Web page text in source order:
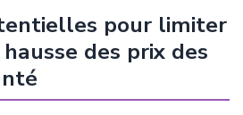
pour limiter
des prix des